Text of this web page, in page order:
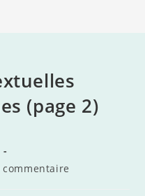
(page 2)
commentaire